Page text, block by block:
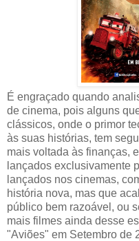
É engraçado quando
de cinema, pois alguns
clássicos, onde o primor
às suas histórias, tem
mais voltada às finanças,
lançados exclusivamente
lançados nos cinemas,
história nova, mas que
público bem razoável, ou
mais filmes ainda desse
"Aviões" em Setembro de